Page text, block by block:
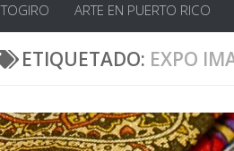
ARTE EN PUERTO RICO
ETIQUETADO: EXPO